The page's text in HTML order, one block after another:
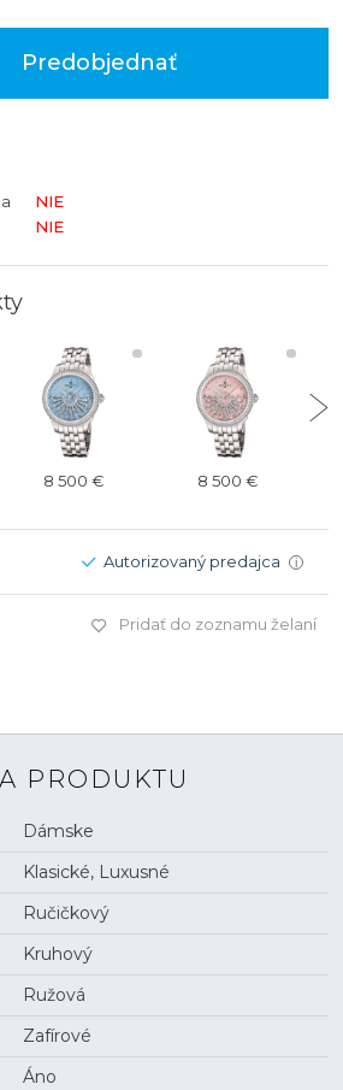
Predobjednať
NIE
NIE
8 500 € 8 500 €
Autorizovaný predajca i
Pridať do zoznamu želaní
PRODUKTU
Dámske
Klasické, Luxusné
Ručičkový
Kruhový
Ružová
Zafírové
Áno